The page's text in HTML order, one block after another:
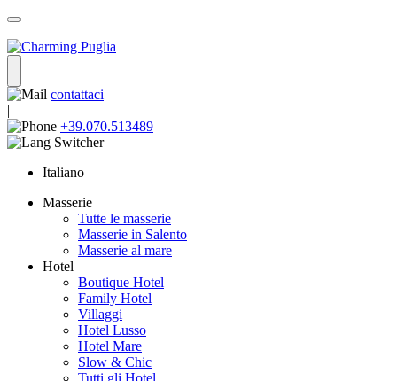
contattaci
|
+39.070.513489
Italiano
Masserie
Tutte le masserie
Masserie in Salento
Masserie al mare
Hotel
Boutique Hotel
Family Hotel
Villaggi
Hotel Lusso
Hotel Mare
Slow & Chic
Tutti gli Hotel